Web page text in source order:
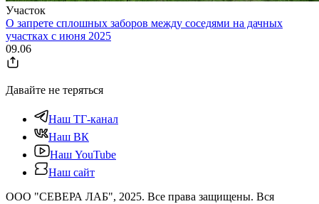
Участок
О запрете сплошных заборов между соседями на дачных
участках с июня 2025
09.06
Давайте не теряться
Наш ТГ-канал
Наш ВК
Наш YouTube
Наш сайт
ООО "СЕВЕРА ЛАБ", 2025. Все права защищены. Вся